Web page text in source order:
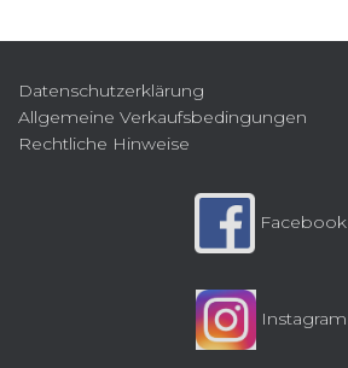
Datenschutzerklärung
Allgemeine Verkaufsbedingungen
Rechtliche Hinweise
Facebook
Instagram